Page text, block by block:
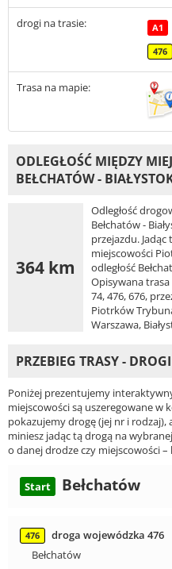
drogi na trasie: A1
476
Trasa na mapie:
ODLEGŁOŚĆ MIĘDZY
BEŁCHATÓW -
364 km
Odległość
Bełchatów -
przejazdu. Jadąc
miejscowości
odległość
Opisywana trasa
74, 476, 676,
Piotrków
Warszawa,
PRZEBIEG TRASY -
Poniżej prezentujemy
miejscowości są uszeregowane w
pokazujemy drogę (jej nr i rodzaj),
miniesz jadąc tą drogą na
o danej drodze czy miejscowości
Start Bełchatów
476
droga wojewódzka 476
Bełchatów